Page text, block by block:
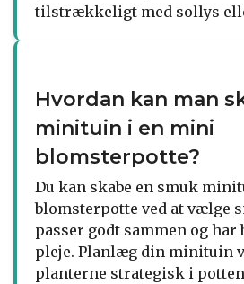
tilstrækkeligt med sollys
Hvordan kan man
minituin i en mini
blomsterpotte?
Du kan skabe en smuk
blomsterpotte ved at vælge
passer godt sammen og
pleje. Planlæg din minituin
planterne strategisk i